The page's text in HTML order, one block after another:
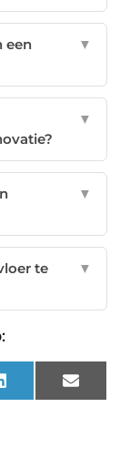
een
▼
▼
▼
te
▼
LinkedIn Email